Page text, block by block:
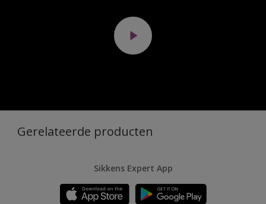
Gerelateerde producten
Sikkens Expert App